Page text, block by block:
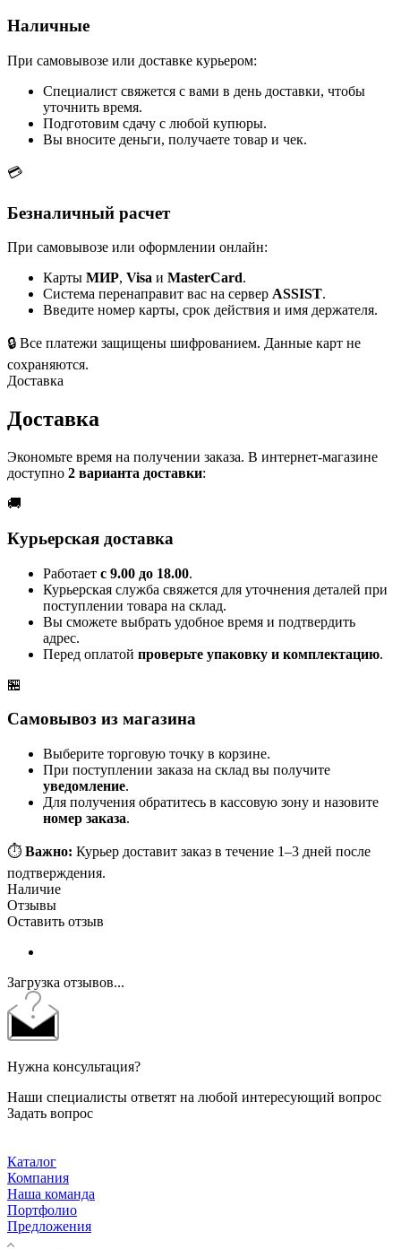
Наличные
При самовывозе или доставке курьером:
Специалист свяжется с вами в день доставки, чтобы
уточнить время.
Подготовим сдачу с любой купюры.
Вы вносите деньги, получаете товар и чек.
💳
Безналичный расчет
При самовывозе или оформлении онлайн:
Карты МИР, Visa и MasterCard.
Система перенаправит вас на сервер ASSIST.
Введите номер карты, срок действия и имя держателя.
🔒 Все платежи защищены шифрованием. Данные карт не
сохраняются.
Доставка
Доставка
Экономьте время на получении заказа. В интернет-магазине
доступно 2 варианта доставки:
🚚
Курьерская доставка
Работает с 9.00 до 18.00.
Курьерская служба свяжется для уточнения деталей при
поступлении товара на склад.
Вы сможете выбрать удобное время и подтвердить
адрес.
Перед оплатой проверьте упаковку и комплектацию.
🏪
Самовывоз из магазина
Выберите торговую точку в корзине.
При поступлении заказа на склад вы получите
уведомление.
Для получения обратитесь в кассовую зону и назовите
номер заказа.
⏱️ Важно: Курьер доставит заказ в течение 1–3 дней после
подтверждения.
Наличие
Отзывы
Оставить отзыв
Загрузка отзывов...
Нужна консультация?
Наши специалисты ответят на любой интересующий вопрос
Задать вопрос
Каталог
Компания
Наша команда
Портфолио
Предложения